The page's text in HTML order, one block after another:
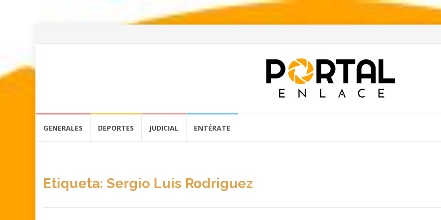
GENERALES DEPORTES JUDICIAL ENTÉRATE
Etiqueta: Sergio Luis Rodriguez